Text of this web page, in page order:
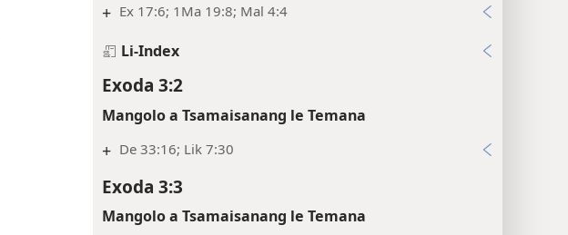
+ Ex 17:6; 1Ma 19:8; Mal 4:4
Li-Index
Exoda 3:2
Mangolo a Tsamaisanang le Temana
+ De 33:16; Lik 7:30
Exoda 3:3
Mangolo a Tsamaisanang le Temana